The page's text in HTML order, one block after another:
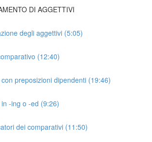
DI AGGETTIVI
degli aggettivi (5:05)
(12:40)
preposizioni dipendenti (19:46)
-ing o -ed (9:26)
dei comparativi (11:50)